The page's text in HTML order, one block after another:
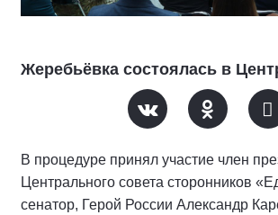
Жеребьёвка состоялась в
В процедуре принял участие член
Центрального совета сторонников
сенатор, Герой России Александр